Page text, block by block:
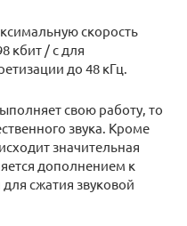
скорость
кбит / с для
до 48 кГц.
свою работу, то
звука. Кроме
значительная
дополнением к
сжатия звуковой